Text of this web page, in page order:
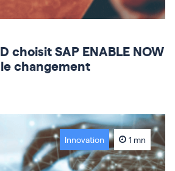
choisit SAP ENABLE NOW
changement
Innovation 1 mn